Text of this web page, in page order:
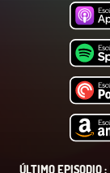
ÚLTIMO EPISODIO :